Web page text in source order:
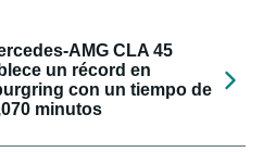
AMG CLA 45
un récord en
con un tiempo de
minutos